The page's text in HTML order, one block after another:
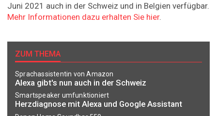
Juni 2021 auch in der Schweiz und in Belgien verfügbar.
Mehr Informationen dazu erhalten Sie hier.
ZUM THEMA
Sprachassistentin von Amazon
Alexa gibt's nun auch in der Schweiz
Smartspeaker umfunktioniert
Herzdiagnose mit Alexa und Google Assistant